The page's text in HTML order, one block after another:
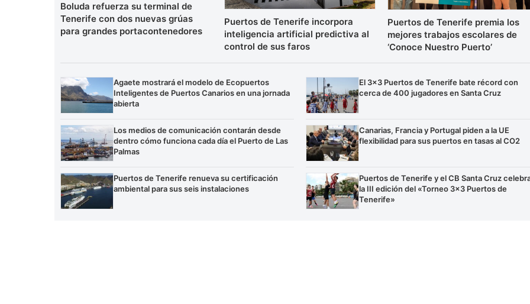
Boluda refuerza su terminal de
Tenerife con dos nuevas grúas
para grandes portacontenedores
Puertos de Tenerife incorpora
inteligencia artificial predictiva al
control de sus faros
Puertos de Tenerife premia los
mejores trabajos escolares de
‘Conoce Nuestro Puerto’
Agaete mostrará el modelo de Ecopuertos
Inteligentes de Puertos Canarios en una jornada
abierta
Los medios de comunicación contarán desde
dentro cómo funciona cada día el Puerto de Las
Palmas
Puertos de Tenerife renueva su certificación
ambiental para sus seis instalaciones
El 3×3 Puertos de Tenerife bate récord con
cerca de 400 jugadores en Santa Cruz
Canarias, Francia y Portugal piden a la UE
flexibilidad para sus puertos en tasas al CO2
Puertos de Tenerife y el CB Santa Cruz
la III edición del «Torneo 3×3 Puertos de
Tenerife»